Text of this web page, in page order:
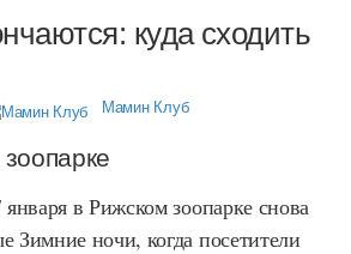
куда сходить
Мамин Клуб
в Рижском зоопарке снова
Зимние ночи, когда посетители